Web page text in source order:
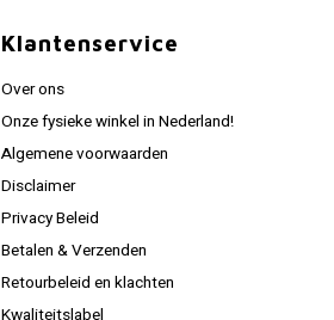
Klantenservice
Over ons
Onze fysieke winkel in Nederland!
Algemene voorwaarden
Disclaimer
Privacy Beleid
Betalen & Verzenden
Retourbeleid en klachten
Kwaliteitslabel